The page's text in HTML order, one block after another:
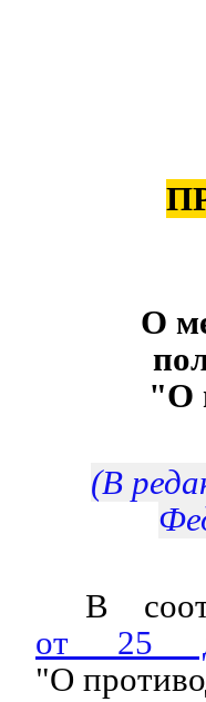
О
"О
(В
В
от 25
"О